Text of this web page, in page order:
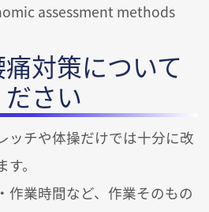
assessment methods
対策について
さい
ッチや体操だけでは十分に改
。
作業時間など、作業そのもの